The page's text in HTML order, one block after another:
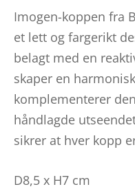
Imogen-koppen fra
et lett og fargerikt
belagt med en
skaper en
komplementerer
håndlagde
sikrer at hver kopp
D8,5 x H7 cm